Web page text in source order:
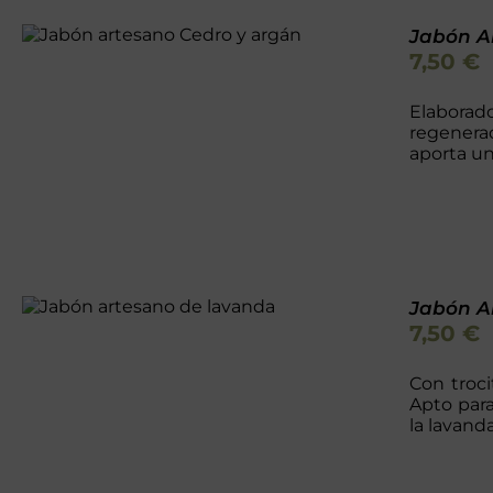
Valorado
AÑADIR AL CARRITO
/
Jabón
7,50 €
aporta
Valorado
AÑADIR AL CARRITO
/
Jabón
7,50 €
Con
Apto
la